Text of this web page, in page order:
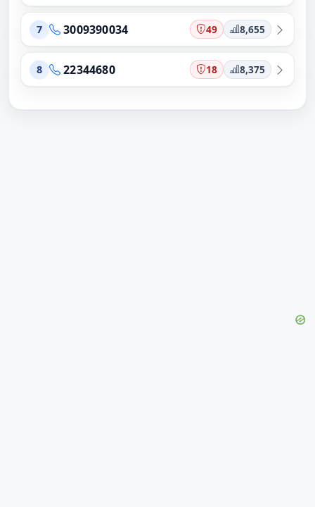
7 3009390034 49 8,655
8 22344680 18 8,375